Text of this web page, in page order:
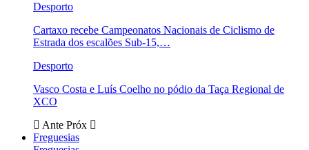
Desporto
Cartaxo recebe Campeonatos Nacionais de Ciclismo de
Estrada dos escalões Sub-15,…
Desporto
Vasco Costa e Luís Coelho no pódio da Taça Regional de
XCO
Ante Próx
Freguesias